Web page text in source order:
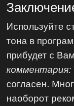
Используйте
тона в
прибудет с
комментария:
согласен.
наоборот